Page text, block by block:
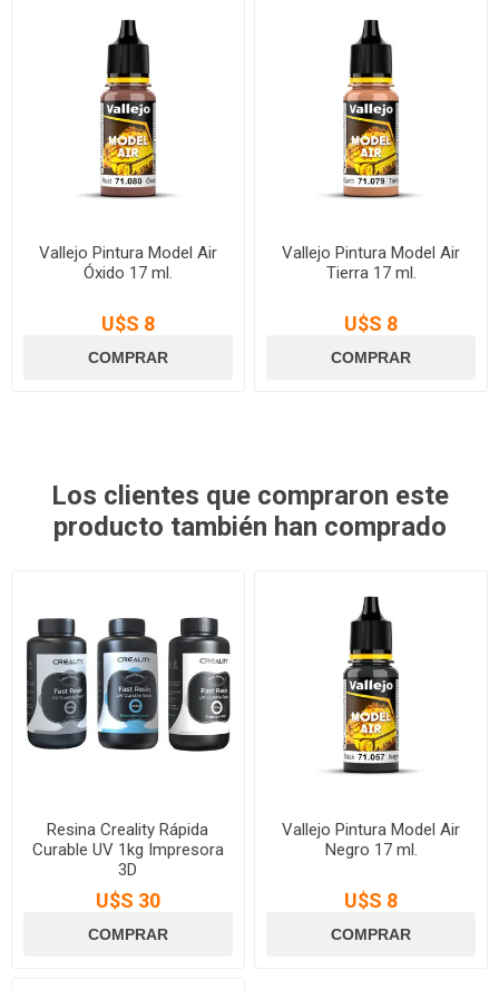
Vallejo Pintura Model Air
Óxido 17 ml.
U$S 8
Vallejo Pintura Model Air
Tierra 17 ml.
U$S 8
Los clientes que compraron este
producto también han comprado
Resina Creality Rápida
Curable UV 1kg Impresora
3D
U$S 30
Vallejo Pintura Model Air
Negro 17 ml.
U$S 8